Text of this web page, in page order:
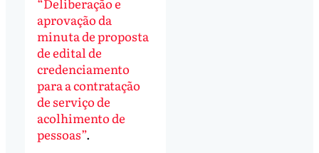
aprovação da
minuta de proposta
de edital de
credenciamento
para a contratação
de serviço de
acolhimento de
pessoas”.